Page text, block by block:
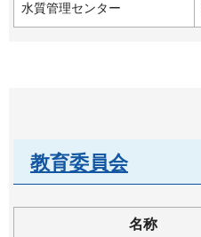
水質管理センター
教育委員会
名称